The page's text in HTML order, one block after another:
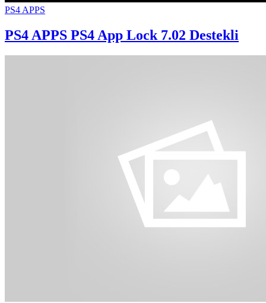
PS4 APPS
PS4 APPS PS4 App Lock 7.02 Destekli